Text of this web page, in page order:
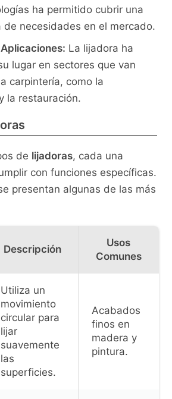
ha permitido cubrir una
de necesidades en el mercado.
La lijadora ha
lugar en sectores que van
carpintería, como la
la restauración.
de lijadoras, cada una
con funciones específicas.
presentan algunas de las más
Descripción
Usos
Comunes
Utiliza un
movimiento
circular para
lijar
suavemente
las
superficies.
Acabados
finos en
madera y
pintura.